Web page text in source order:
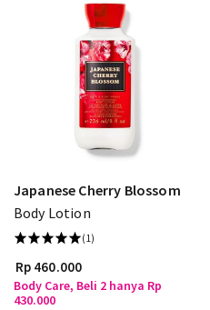
Japanese Cherry Blossom
Body Lotion
(1)
Rp 460.000
Body Care, Beli 2 hanya Rp
430.000